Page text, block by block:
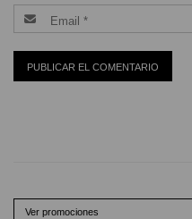
Ver promociones